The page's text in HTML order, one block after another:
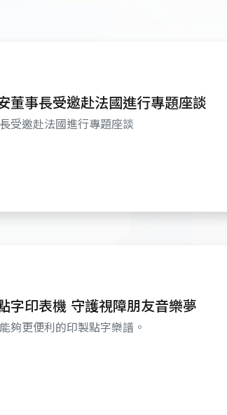
董事長受邀赴法國進行專題座談
受邀赴法國進行專題座談
字印表機 守護視障朋友音樂夢
夠更便利的印製點字樂譜。